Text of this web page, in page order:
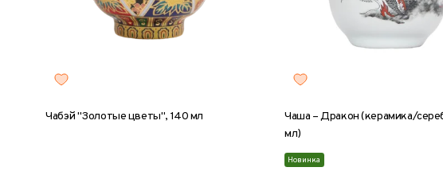
Чабэй "Золотые цветы", 140 мл
Чаша – Дракон (керамика/
мл)
Новинка